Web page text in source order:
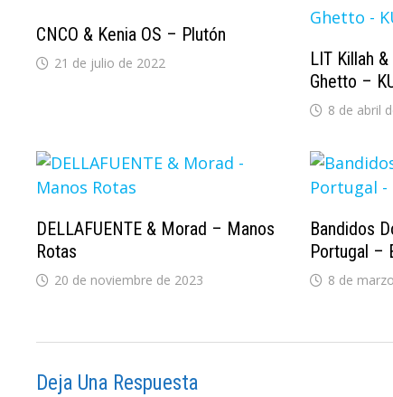
CNCO & Kenia OS – Plutón
21 de julio de 2022
LIT Killah
Ghetto –
8 de abril
DELLAFUENTE & Morad – Manos
Rotas
20 de noviembre de 2023
Bandidos
Portugal –
8 de
Deja Una Respuesta